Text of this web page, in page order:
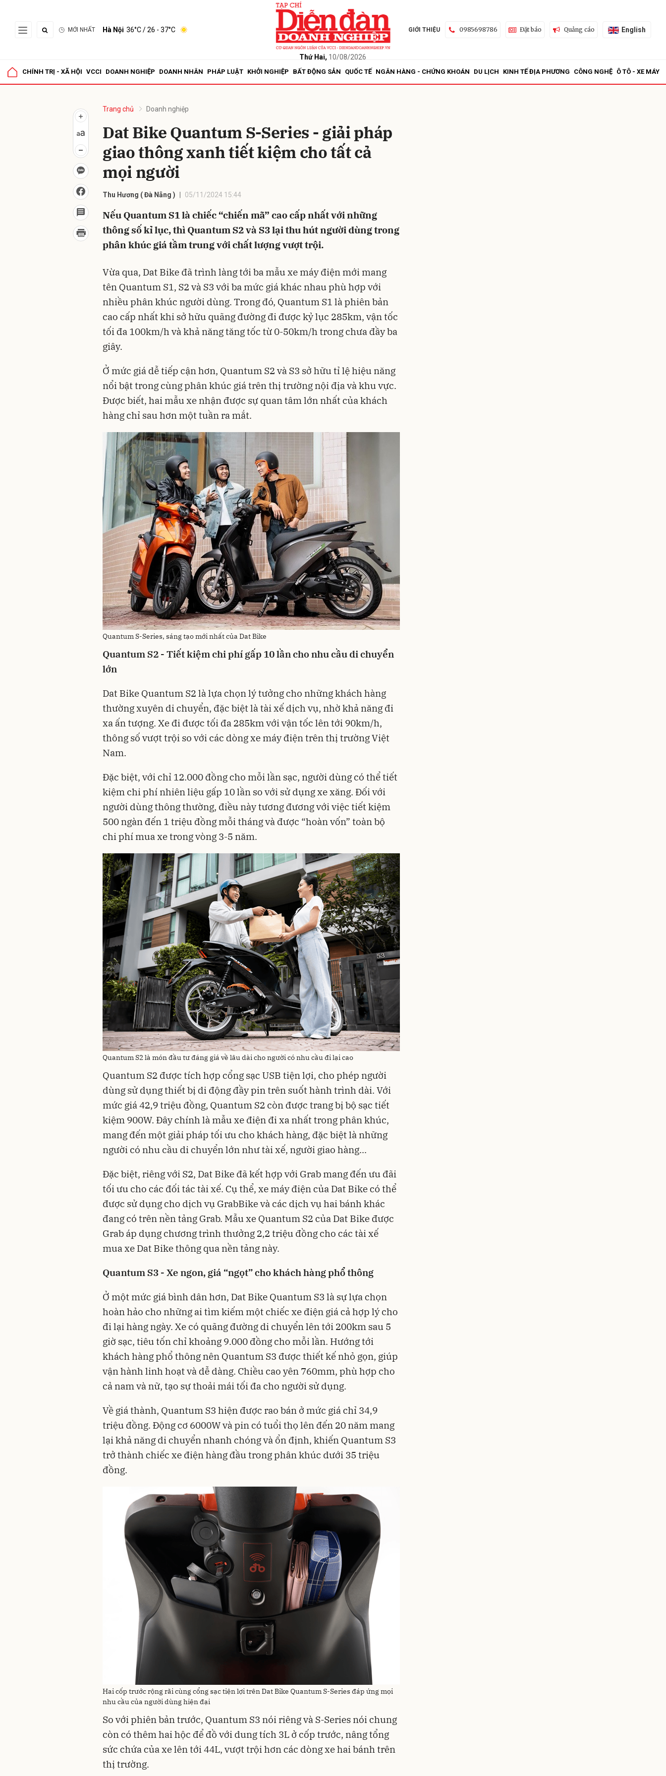
MỚI NHẤT Hà Nội 36°C/ 26 - 37°C
Thứ Hai, 10/08/2026
GIỚI THIỆU 0985698786 Đặt báo Quảng cáo English
CHÍNH TRỊ - XÃ HỘI VCCI DOANH NGHIỆP DOANH NHÂN PHÁP LUẬT KHỞI NGHIỆP BẤT ĐỘNG SẢN QUỐC TẾ NGÂN HÀNG - CHỨNG KHOÁN DU LỊCH KINH TẾ ĐỊA PHƯƠNG CÔNG NGHỆ Ô TÔ - XE MÁY
Trang chủ Doanh nghiệp
Dat Bike Quantum S-Series - giải pháp
giao thông xanh tiết kiệm cho tất cả
mọi người
Thu Hương ( Đà Nẵng ) 05/11/2024 15:44
Nếu Quantum S1 là chiếc “chiến mã” cao cấp nhất với những
thông số kỉ lục, thì Quantum S2 và S3 lại thu hút người dùng trong
phân khúc giá tầm trung với chất lượng vượt trội.
Vừa qua, Dat Bike đã trình làng tới ba mẫu xe máy điện mới mang
tên Quantum S1, S2 và S3 với ba mức giá khác nhau phù hợp với
nhiều phân khúc người dùng. Trong đó, Quantum S1 là phiên bản
cao cấp nhất khi sở hữu quãng đường đi được kỷ lục 285km, vận tốc
tối đa 100km/h và khả năng tăng tốc từ 0-50km/h trong chưa đầy ba
giây.
Ở mức giá dễ tiếp cận hơn, Quantum S2 và S3 sở hữu tỉ lệ hiệu năng
nổi bật trong cùng phân khúc giá trên thị trường nội địa và khu vực.
Được biết, hai mẫu xe nhận được sự quan tâm lớn nhất của khách
hàng chỉ sau hơn một tuần ra mắt.
Quantum S-Series, sáng tạo mới nhất của Dat Bike
Quantum S2 - Tiết kiệm chi phí gấp 10 lần cho nhu cầu di chuyển
lớn
Dat Bike Quantum S2 là lựa chọn lý tưởng cho những khách hàng
thường xuyên di chuyển, đặc biệt là tài xế dịch vụ, nhờ khả năng đi
xa ấn tượng. Xe đi được tối đa 285km với vận tốc lên tới 90km/h,
thông số vượt trội so với các dòng xe máy điện trên thị trường Việt
Nam.
Đặc biệt, với chỉ 12.000 đồng cho mỗi lần sạc, người dùng có thể tiết
kiệm chi phí nhiên liệu gấp 10 lần so với sử dụng xe xăng. Đối với
người dùng thông thường, điều này tương đương với việc tiết kiệm
500 ngàn đến 1 triệu đồng mỗi tháng và được “hoàn vốn” toàn bộ
chi phí mua xe trong vòng 3-5 năm.
Quantum S2 là món đầu tư đáng giá về lâu dài cho người có nhu cầu đi lại cao
Quantum S2 được tích hợp cổng sạc USB tiện lợi, cho phép người
dùng sử dụng thiết bị di động đầy pin trên suốt hành trình dài. Với
mức giá 42,9 triệu đồng, Quantum S2 còn được trang bị bộ sạc tiết
kiệm 900W. Đây chính là mẫu xe điện đi xa nhất trong phân khúc,
mang đến một giải pháp tối ưu cho khách hàng, đặc biệt là những
người có nhu cầu di chuyển lớn như tài xế, người giao hàng...
Đặc biệt, riêng với S2, Dat Bike đã kết hợp với Grab mang đến ưu đãi
tối ưu cho các đối tác tài xế. Cụ thể, xe máy điện của Dat Bike có thể
được sử dụng cho dịch vụ GrabBike và các dịch vụ hai bánh khác
đang có trên nền tảng Grab. Mẫu xe Quantum S2 của Dat Bike được
Grab áp dụng chương trình thưởng 2,2 triệu đồng cho các tài xế
mua xe Dat Bike thông qua nền tảng này.
Quantum S3 - Xe ngon, giá “ngọt” cho khách hàng phổ thông
Ở một mức giá bình dân hơn, Dat Bike Quantum S3 là sự lựa chọn
hoàn hảo cho những ai tìm kiếm một chiếc xe điện giá cả hợp lý cho
đi lại hàng ngày. Xe có quãng đường di chuyển lên tới 200km sau 5
giờ sạc, tiêu tốn chỉ khoảng 9.000 đồng cho mỗi lần. Hướng tới
khách hàng phổ thông nên Quantum S3 được thiết kế nhỏ gọn, giúp
vận hành linh hoạt và dễ dàng. Chiều cao yên 760mm, phù hợp cho
cả nam và nữ, tạo sự thoải mái tối đa cho người sử dụng.
Về giá thành, Quantum S3 hiện được rao bán ở mức giá chỉ 34,9
triệu đồng. Động cơ 6000W và pin có tuổi thọ lên đến 20 năm mang
lại khả năng di chuyển nhanh chóng và ổn định, khiến Quantum S3
trở thành chiếc xe điện hàng đầu trong phân khúc dưới 35 triệu
đồng.
Hai cốp trước rộng rãi cùng cổng sạc tiện lợi trên Dat Bike Quantum S-Series đáp ứng mọi
nhu cầu của người dùng hiện đại
So với phiên bản trước, Quantum S3 nói riêng và S-Series nói chung
còn có thêm hai hộc để đồ với dung tích 3L ở cốp trước, nâng tổng
sức chứa của xe lên tới 44L, vượt trội hơn các dòng xe hai bánh trên
thị trường.